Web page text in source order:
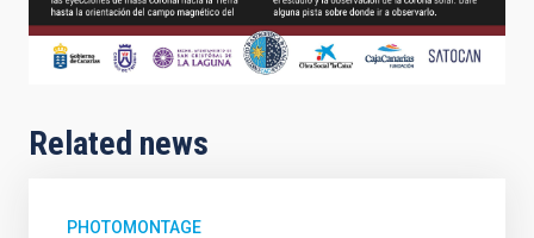
Related news
PHOTOMONTAGE